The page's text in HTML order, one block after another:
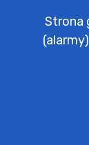
Strona